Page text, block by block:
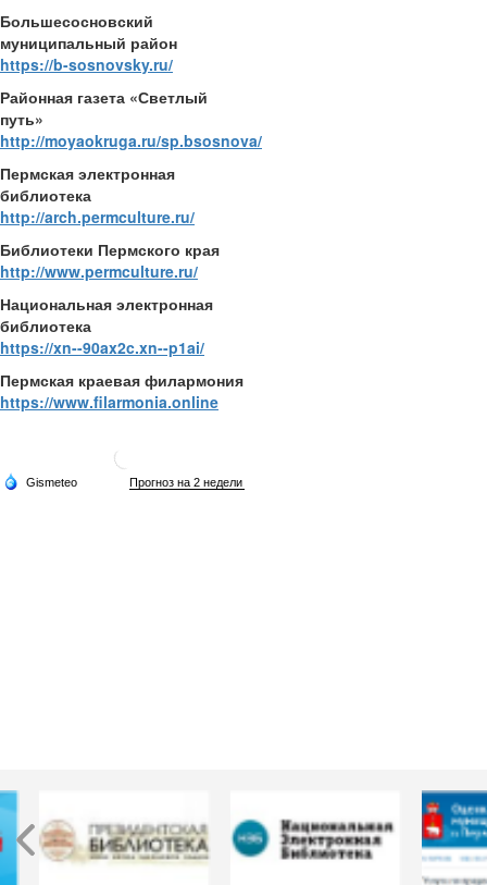
Большесосновский
муниципальный район
https://b-sosnovsky.ru/
Районная газета «Светлый
путь»
http://moyaokruga.ru/sp.bsosnova/
Пермская электронная
библиотека
http://arch.permculture.ru/
Библиотеки Пермского края
http://www.permculture.ru/
Национальная электронная
библиотека
https://xn--90ax2c.xn--p1ai/
Пермская краевая филармония
https://www.filarmonia.online